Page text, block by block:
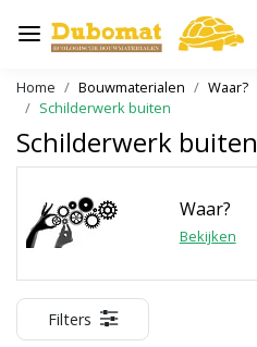
Home Bouwmaterialen Waar?
Schilderwerk buiten
Schilderwerk buiten
Waar?
Bekijken
Filters